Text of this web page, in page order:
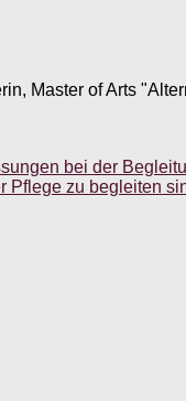
Master of Arts
bei der
Pflege zu begleiten